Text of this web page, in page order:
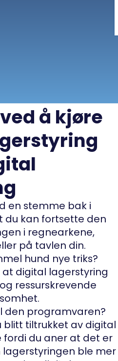
å kjøre
en stemme bak i
du kan fortsette den
i regnearkene,
på tavlen din.
hund nye triks?
digital lagerstyring
ressurskrevende
den programvaren?
blitt tiltrukket av digital
fordi du aner at det er
ble mer